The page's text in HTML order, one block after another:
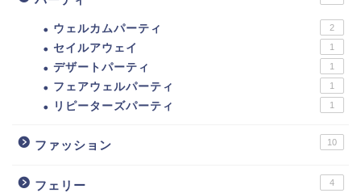
ウェルカムパーティ 2
セイルアウェイ 1
デザートパーティ 1
フェアウェルパーティ 1
リピーターズパーティ 1
ファッション 10
フェリー 4